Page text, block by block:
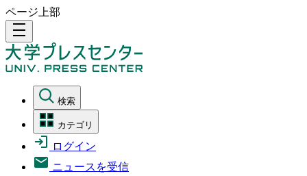
ページ上部
density_medium
検索
カテゴリ
ログイン
ニュースを受信